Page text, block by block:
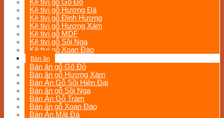
Kệ tivi gỗ Gõ Đỏ
Kệ tivi gỗ Hương Đá
Kệ tivi gỗ Đinh Hương
Kệ tivi gỗ Hương Xám
Kệ tivi gỗ MDF
Kệ tivi gỗ Sồi Nga
Kệ tivi gỗ Xoan Đào
Bàn ăn
Bàn ăn gỗ Gõ Đỏ
Bàn ăn gỗ Hương Xám
Bàn Ăn Gỗ Sồi Hiện Đại
Bàn ăn gỗ Sồi Nga
Bàn Ăn Gỗ Tràm
Bàn ăn gỗ Xoan Đào
Bàn Ăn Mặt Đá